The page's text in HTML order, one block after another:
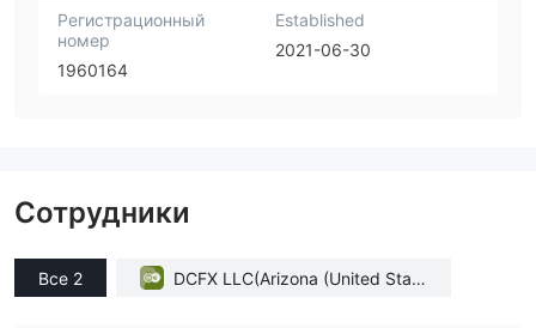
Регистрационный
номер
1960164
Established
2021-06-30
Сотрудники
Все 2
DCFX LLC(Arizona (United State